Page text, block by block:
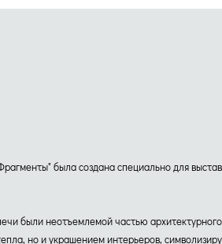
была создана специально для
были неотъемлемой частью
но и украшением интерьеров,